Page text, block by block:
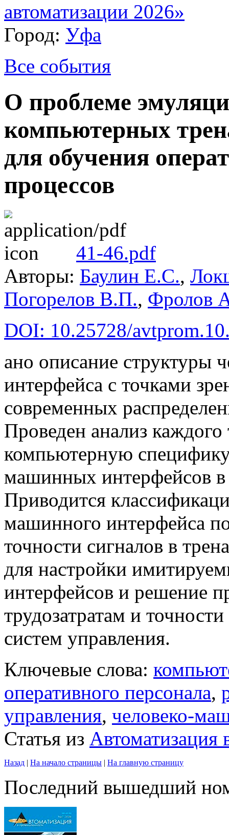
автоматизации 2026»
Город: Уфа
Все события
О проблеме
компьютерных
для обучения
процессов
41-46.pdf
Авторы: Баулин Е.С.,
Погорелов В.П., Фролов
DOI: 10.25728/
ано описание структуры
интерфейса с точками
современных
Проведен анализ
компьютерную
машинных интерфейсов
Приводится
машинного интерфейса
точности сигналов в
для настройки
интерфейсов и решение
трудозатратам и
систем управления.
Ключевые слова:
оперативного персонала,
управления, человеко-
Статья из
Назад | На начало страницы | На главную страницу
Последний вышедший